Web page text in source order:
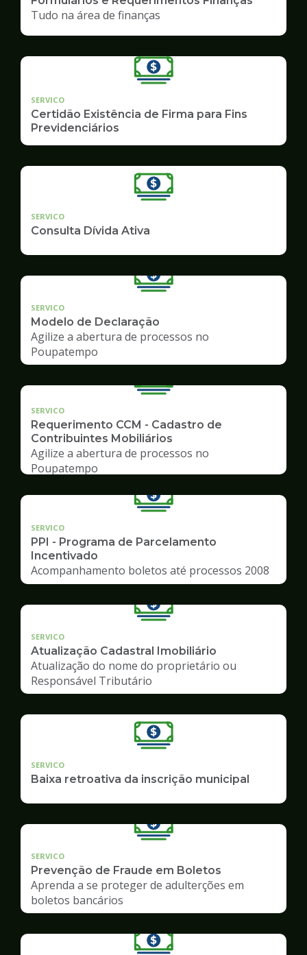
Tudo na área de finanças
SERVICO
Certidão Existência de Firma para Fins
Previdenciários
SERVICO
Consulta Dívida Ativa
SERVICO
Modelo de Declaração
Agilize a abertura de processos no
Poupatempo
SERVICO
Requerimento CCM - Cadastro de
Contribuintes Mobiliários
Agilize a abertura de processos no
Poupatempo
SERVICO
PPI - Programa de Parcelamento
Incentivado
Acompanhamento boletos até processos 2008
SERVICO
Atualização Cadastral Imobiliário
Atualização do nome do proprietário ou
Responsável Tributário
SERVICO
Baixa retroativa da inscrição municipal
SERVICO
Prevenção de Fraude em Boletos
Aprenda a se proteger de adulterções em
boletos bancários